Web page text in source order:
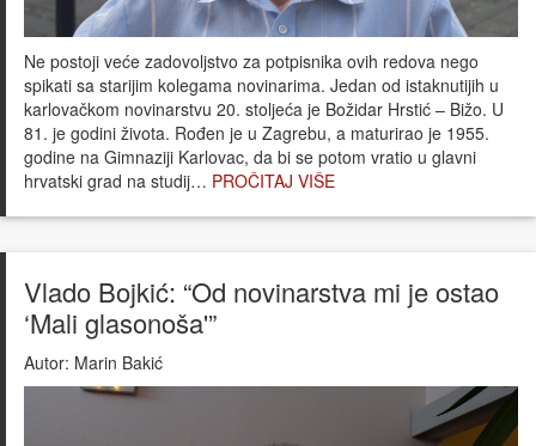
Ne postoji veće zadovoljstvo za potpisnika ovih redova nego
spikati sa starijim kolegama novinarima. Jedan od istaknutijih u
karlovačkom novinarstvu 20. stoljeća je Božidar Hrstić – Bižo. U
81. je godini života. Rođen je u Zagrebu, a maturirao je 1955.
godine na Gimnaziji Karlovac, da bi se potom vratio u glavni
hrvatski grad na studij… PROČITAJ VIŠE
Vlado Bojkić: “Od novinarstva mi je ostao
‘Mali glasonoša'”
Autor: Marin Bakić